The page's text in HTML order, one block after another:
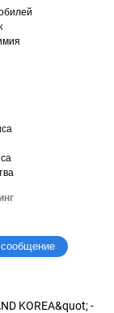
KOREA&quot; -